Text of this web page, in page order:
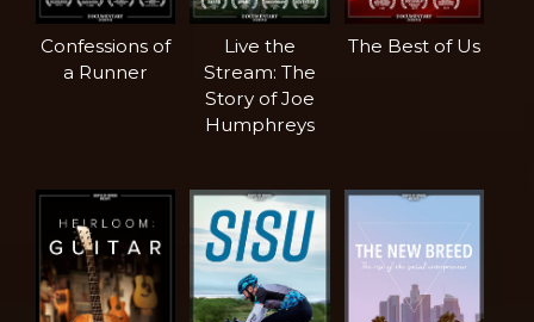
Confessions of
a Runner
Live the
Stream: The
Story of Joe
Humphreys
The Best of Us